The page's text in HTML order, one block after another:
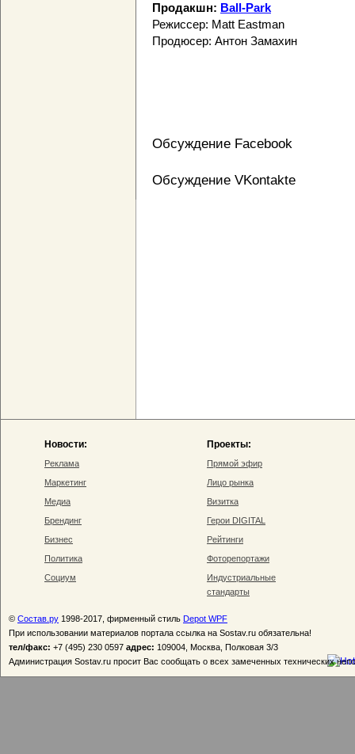
Продакшн: Ball-Park
Режиссер: Matt Eastman
Продюсер: Антон Замахин
Обсуждение Facebook
Обсуждение VKontakte
Новости:
Реклама
Маркетинг
Медиа
Брендинг
Бизнес
Политика
Социум
Проекты:
Прямой эфир
Лицо рынка
Визитка
Герои DIGITAL
Рейтинги
Фоторепортажи
Индустриальные
стандарты
© Состав.ру 1998-2017, фирменный стиль Depot WPF
При использовании материалов портала ссылка на Sostav.ru обязательна!
тел/факс: +7 (495) 230 0597 адрес: 109004, Москва, Полковая 3/3
Администрация Sostav.ru просит Вас сообщать о всех замеченных технических